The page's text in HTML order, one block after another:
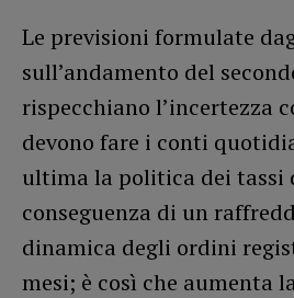
Le previsioni formulate
sull’andamento del
rispecchiano l’incertezza
devono fare i conti
ultima la politica dei tassi
conseguenza di un
dinamica degli ordini
mesi; è così che aumenta